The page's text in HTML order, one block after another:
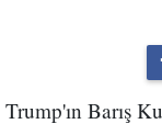
Barış